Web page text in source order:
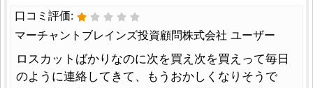
口コミ評価:
マーチャントブレインズ投資顧問株式会社 ユーザー
ロスカットばかりなのに次を買え次を買えって毎日
のように連絡してきて、もうおかしくなりそうで